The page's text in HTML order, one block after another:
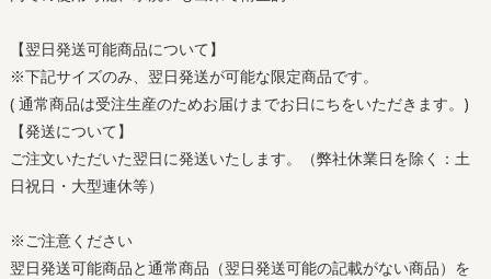
【翌日発送可能商品について】
※下記サイズのみ、翌日発送が可能な限定商品です。
( 通常商品は受注生産のためお届けまでお日にちをいただきます。)
【発送について】
ご注文いただいた翌日に発送いたします。（弊社休業日を除く：土
日祝日・大型連休等）
※ご注意ください
翌日発送可能商品と通常商品（翌日発送可能の記載がない商品）を